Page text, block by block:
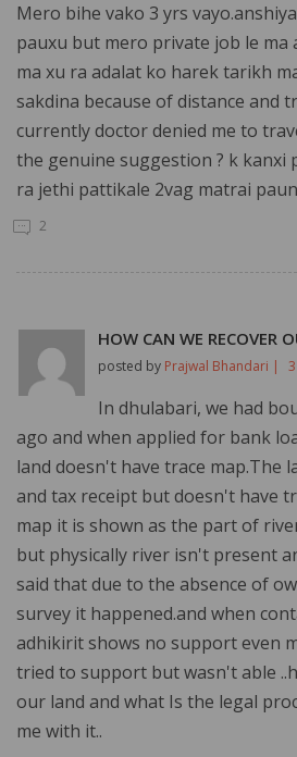
Mero bihe vako 3 yrs
pauxu but mero private job le
ma xu ra adalat ko harek tarikh
sakdina because of distance and
currently doctor denied me to
the genuine suggestion ? k kanxi
ra jethi pattikale 2vag matrai
2
HOW CAN WE RECOVER
posted by Prajwal Bhandari |
In dhulabari, we had
ago and when applied for bank
land doesn't have trace map.The
and tax receipt but doesn't have
map it is shown as the part of
but physically river isn't present
said that due to the absence of
survey it happened.and when
adhikirit shows no support even
tried to support but wasn't able
our land and what Is the legal
me with it..